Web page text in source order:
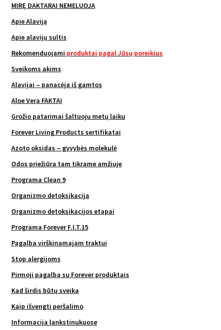
MIRĘ DAKTARAI NEMELUOJA
Apie Alaviją
Apie alavijų sultis
Rekomenduojami produktai pagal Jūsų poreikius
Sveikoms akims
Alavijai – panacėja iš gamtos
Aloe Vera FAKTAI
Grožio patarimai šaltuoju metų laiku
Forever Living Products sertifikatai
Azoto oksidas – gyvybės molekulė
Odos priežiūra tam tikrame amžiuje
Programa Clean 9
Organizmo detoksikacija
Organizmo detoksikacijos etapai
Programa Forever F.I.T.15
Pagalba virškinamajam traktui
Stop alergijoms
Pirmoji pagalba su Forever produktais
Kad širdis būtų sveika
Kaip išvengti peršalimo
Informacija lankstinukuose